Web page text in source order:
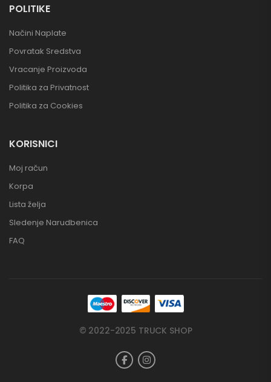
POLITIKE
Načini Naplate
Povratak Sredstva
Vracanje Proizvoda
Politika za Privatnost
Politika za Cookies
KORISNICI
Moj račun
Korpa
Lista želja
Sledenje Narudbenica
FAQ
© 2022-2025 TRUCK SHOP